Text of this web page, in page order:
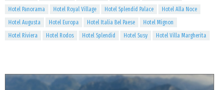
Hotel Panorama
Hotel Royal Village Hotel Splendid Palace
Hotel Alla Noce
Hotel Augusta
Hotel Europa Hotel Italia Bel Paese
Hotel Mignon
Hotel Riviera
Hotel Rodos Hotel Splendid Hotel Susy Hotel Villa Margherita